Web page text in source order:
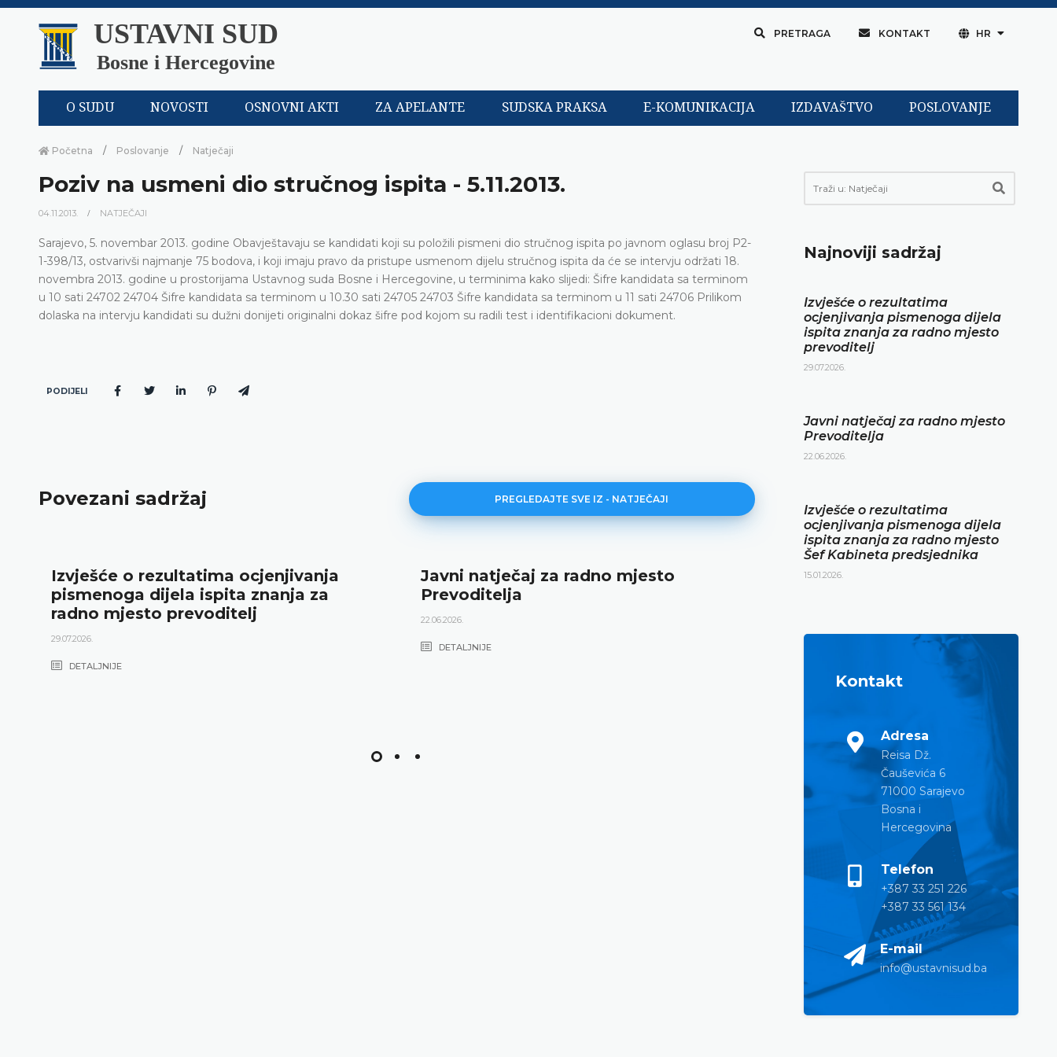
USTAVNI SUD
Bosne i Hercegovine
PRETRAGA KONTAKT HR
O SUDU NOVOSTI OSNOVNI AKTI ZA APELANTE SUDSKA PRAKSA E-KOMUNIKACIJA IZDAVAŠTVO POSLOVANJE
Početna Poslovanje Natječaji
Poziv na usmeni dio stručnog ispita - 5.11.2013.
04.11.2013. NATJEČAJI
Sarajevo, 5. novembar 2013. godine Obavještavaju se kandidati koji su položili pismeni dio stručnog ispita po javnom oglasu broj P2-
1-398/13, ostvarivši najmanje 75 bodova, i koji imaju pravo da pristupe usmenom dijelu stručnog ispita da će se intervju održati 18.
novembra 2013. godine u prostorijama Ustavnog suda Bosne i Hercegovine, u terminima kako slijedi: Šifre kandidata sa terminom
u 10 sati 24702 24704 Šifre kandidata sa terminom u 10.30 sati 24705 24703 Šifre kandidata sa terminom u 11 sati 24706 Prilikom
dolaska na intervju kandidati su dužni donijeti originalni dokaz šifre pod kojom su radili test i identifikacioni dokument.
PODIJELI
Povezani sadržaj PREGLEDAJTE SVE IZ - NATJEČAJI
Izvješće o rezultatima ocjenjivanja
pismenoga dijela ispita znanja za
radno mjesto prevoditelj
29.07.2026.
DETALJNIJE
Javni natječaj za radno mjesto
Prevoditelja
22.06.2026.
DETALJNIJE
Izvješće o rezultatima
predsjednika
DETALJNIJE
Najnoviji sadržaj
Izvješće o rezultatima
ocjenjivanja pismenoga dijela
ispita znanja za radno mjesto
prevoditelj
29.07.2026.
Javni natječaj za radno mjesto
Prevoditelja
22.06.2026.
Izvješće o rezultatima
ocjenjivanja pismenoga dijela
ispita znanja za radno mjesto
Šef Kabineta predsjednika
15.01.2026.
Kontakt
Adresa
Reisa Dž.
Čauševića 6
71000 Sarajevo
Bosna i
Hercegovina
Telefon
+387 33 251 226
+387 33 561 134
E-mail
info@ustavnisud.ba